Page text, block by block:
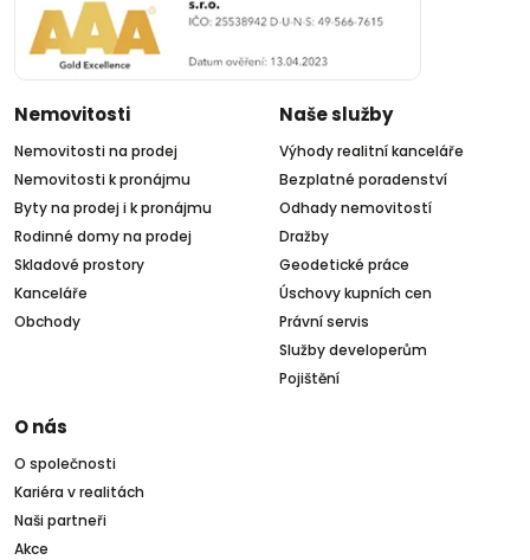
Nemovitosti
Nemovitosti na prodej
Nemovitosti k pronájmu
Byty na prodej i k pronájmu
Rodinné domy na prodej
Skladové prostory
Kanceláře
Obchody
Naše služby
Výhody realitní kanceláře
Bezplatné poradenství
Odhady nemovitostí
Dražby
Geodetické práce
Úschovy kupních cen
Právní servis
Služby developerům
Pojištění
O nás
O společnosti
Kariéra v realitách
Naši partneři
Akce